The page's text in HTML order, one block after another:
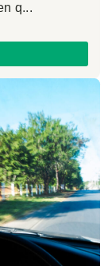
q...